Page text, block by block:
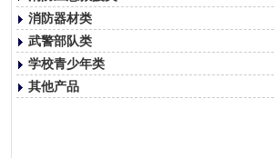
消防器材类
武警部队类
学校青少年类
其他产品